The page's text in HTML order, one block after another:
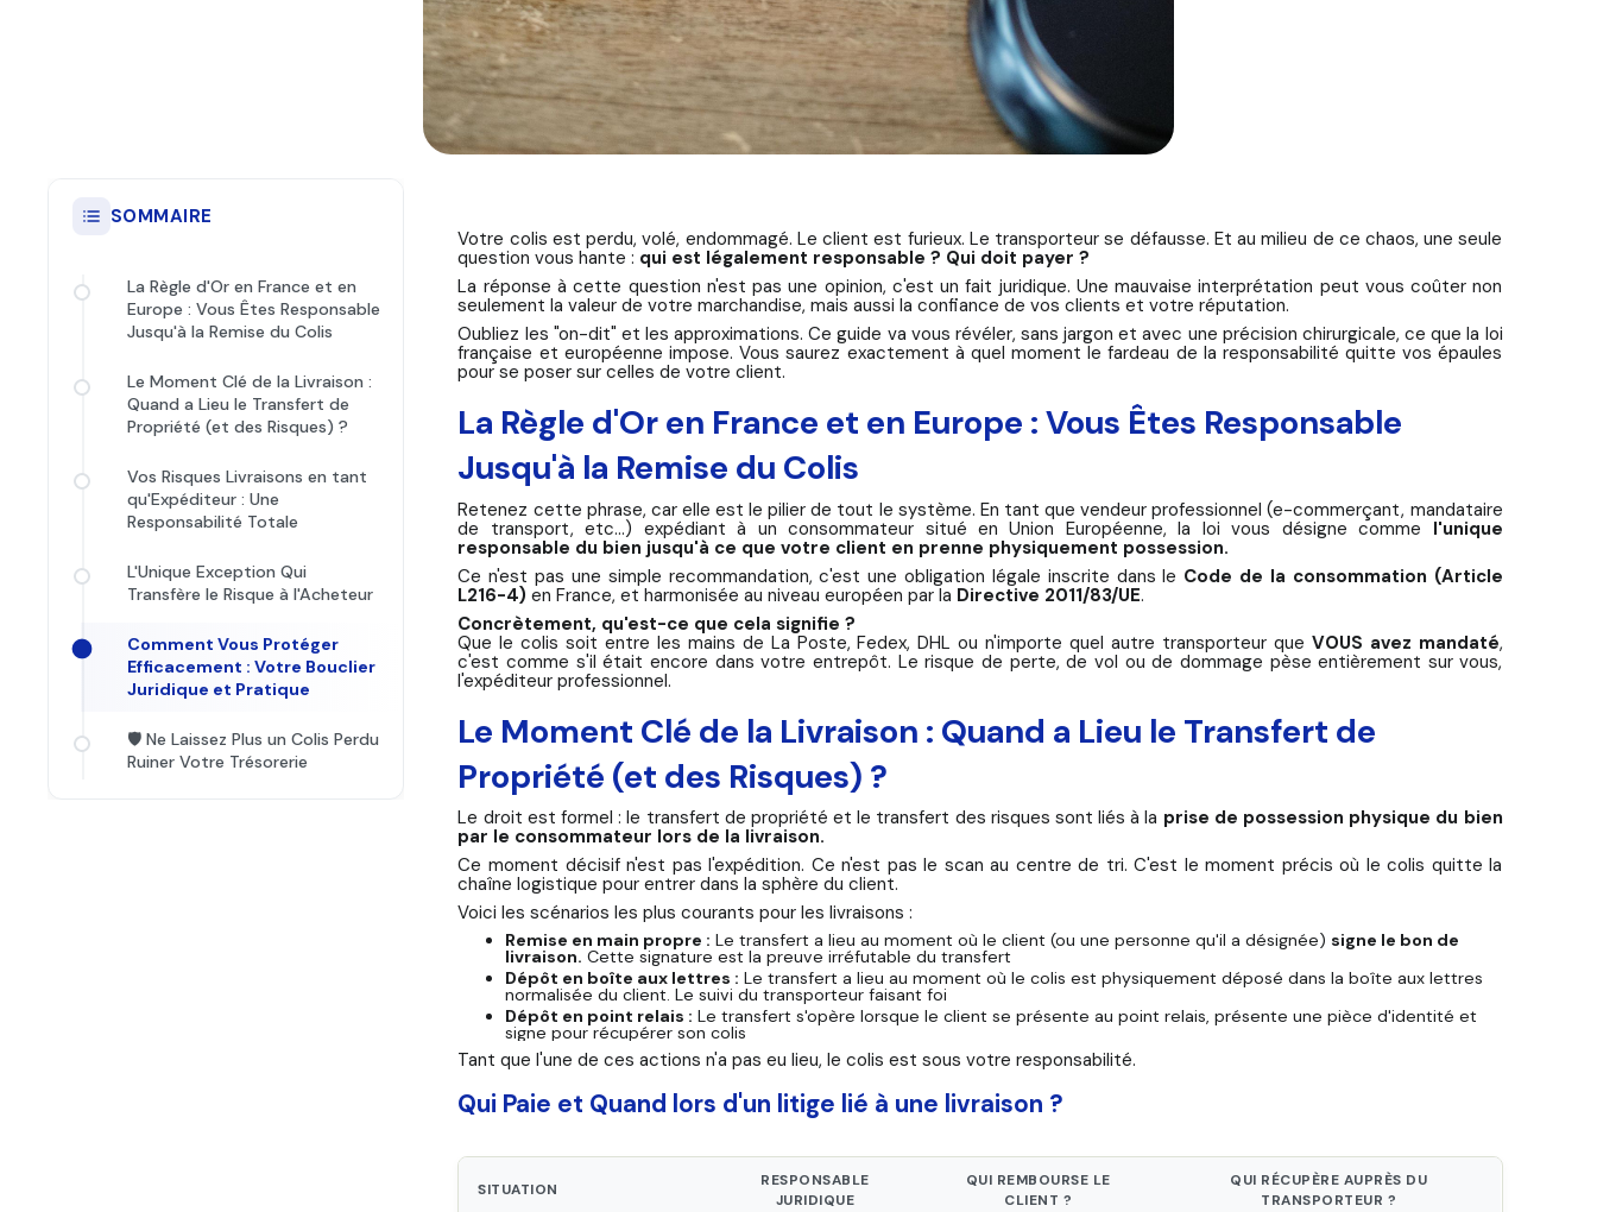
SOMMAIRE
La Règle d'Or en France et en
Europe : Vous Êtes Responsable
Jusqu'à la Remise du Colis
Le Moment Clé de la Livraison :
Quand a Lieu le Transfert de
Propriété (et des Risques) ?
Vos Risques Livraisons en tant
qu'Expéditeur : Une
Responsabilité Totale
L'Unique Exception Qui
Transfère le Risque à l'Acheteur
Comment Vous Protéger
Efficacement : Votre Bouclier
Juridique et Pratique
🛡️ Ne Laissez Plus un Colis Perdu
Ruiner Votre Trésorerie
Votre colis est perdu, volé, endommagé. Le client est furieux. Le transporteur se défausse. Et au milieu de ce chaos, une seule
question vous hante : qui est légalement responsable ? Qui doit payer ?
La réponse à cette question n'est pas une opinion, c'est un fait juridique. Une mauvaise interprétation peut vous coûter non
seulement la valeur de votre marchandise, mais aussi la confiance de vos clients et votre réputation.
Oubliez les "on-dit" et les approximations. Ce guide va vous révéler, sans jargon et avec une précision chirurgicale, ce que la loi
française et européenne impose. Vous saurez exactement à quel moment le fardeau de la responsabilité quitte vos épaules
pour se poser sur celles de votre client.
La Règle d'Or en France et en Europe : Vous Êtes Responsable
Jusqu'à la Remise du Colis
Retenez cette phrase, car elle est le pilier de tout le système. En tant que vendeur professionnel (e-commerçant, mandataire
de transport, etc...) expédiant à un consommateur situé en Union Européenne, la loi vous désigne comme l'unique
responsable du bien jusqu'à ce que votre client en prenne physiquement possession.
Ce n'est pas une simple recommandation, c'est une obligation légale inscrite dans le Code de la consommation (Article
L216-4) en France, et harmonisée au niveau européen par la Directive 2011/83/UE.
Concrètement, qu'est-ce que cela signifie ?
Que le colis soit entre les mains de La Poste, Fedex, DHL ou n'importe quel autre transporteur que VOUS avez mandaté,
c'est comme s'il était encore dans votre entrepôt. Le risque de perte, de vol ou de dommage pèse entièrement sur vous,
l'expéditeur professionnel.
Le Moment Clé de la Livraison : Quand a Lieu le Transfert de
Propriété (et des Risques) ?
Le droit est formel : le transfert de propriété et le transfert des risques sont liés à la prise de possession physique du bien
par le consommateur lors de la livraison.
Ce moment décisif n'est pas l'expédition. Ce n'est pas le scan au centre de tri. C'est le moment précis où le colis quitte la
chaîne logistique pour entrer dans la sphère du client.
Voici les scénarios les plus courants pour les livraisons :
Remise en main propre : Le transfert a lieu au moment où le client (ou une personne qu'il a désignée) signe le bon de
livraison. Cette signature est la preuve irréfutable du transfert
Dépôt en boîte aux lettres : Le transfert a lieu au moment où le colis est physiquement déposé dans la boîte aux lettres
normalisée du client. Le suivi du transporteur faisant foi
Dépôt en point relais : Le transfert s'opère lorsque le client se présente au point relais, présente une pièce d'identité et
signe pour récupérer son colis
Tant que l'une de ces actions n'a pas eu lieu, le colis est sous votre responsabilité.
Qui Paie et Quand lors d'un litige lié à une livraison ?
SITUATION
RESPONSABLE
JURIDIQUE
QUI REMBOURSE LE
CLIENT ?
QUI RÉCUPÈRE AUPRÈS DU
TRANSPORTEUR ?